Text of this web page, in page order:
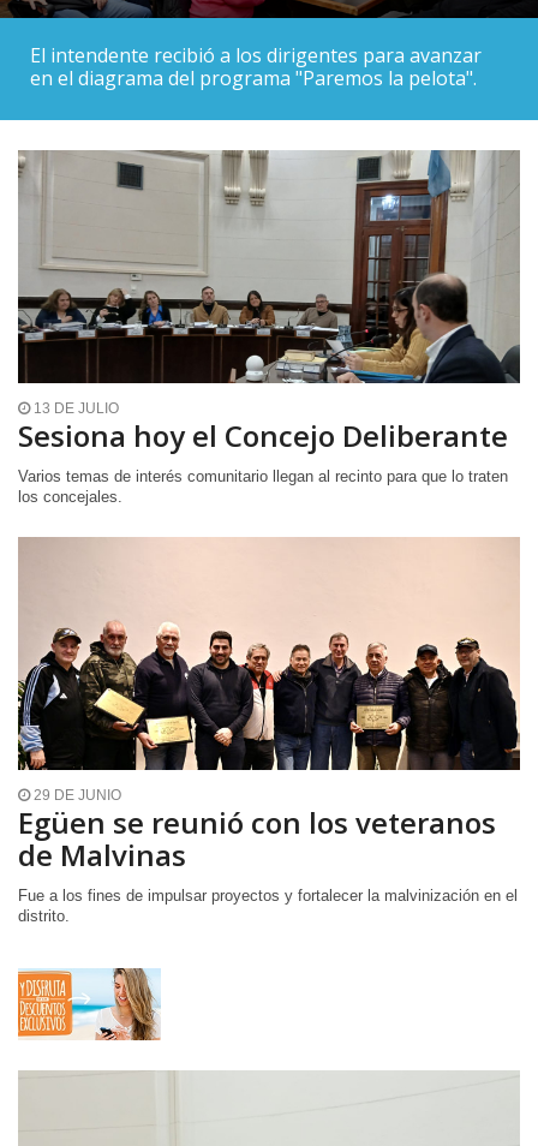
El intendente recibió a los dirigentes para avanzar
en el diagrama del programa "Paremos la pelota".
13 DE JULIO
Sesiona hoy el Concejo Deliberante
Varios temas de interés comunitario llegan al recinto para que lo traten
los concejales.
29 DE JUNIO
Egüen se reunió con los veteranos
de Malvinas
Fue a los fines de impulsar proyectos y fortalecer la malvinización en el
distrito.